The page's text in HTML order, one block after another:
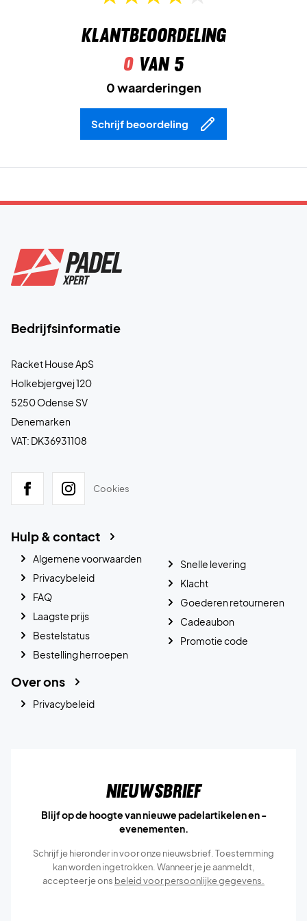
de veters extra strak aan te trekken voor een nog stevigere
Val het veld aan met snelheid – bestel de Nike Vapor 12
Women HC Wit/Lichtbruin vandaag nog!
Ondergrond:Allcourt.
Klantbeoordeling
0van 5
0 waarderingen
Schrijf beoordeling
Bedrijfsinformatie
Racket House ApS
Holkebjergvej 120
5250 Odense SV
Denemarken
VAT: DK36931108
Cookies
Hulp & contact
Algemene voorwaarden
Privacybeleid
FAQ
Laagste prijs
Bestelstatus
Bestelling herroepen
Snelle levering
Klacht
Goederen retourneren
Cadeaubon
Promotie code
Over ons
Privacybeleid
Nieuwsbrief
Blijf op de hoogte van nieuwe padelartikelen en -
evenementen.
Schrijf je hieronder in voor onze nieuwsbrief. Toestemming
kan worden ingetrokken. Wanneer je je aanmeldt,
accepteer je ons beleid voor persoonlijke gegevens.